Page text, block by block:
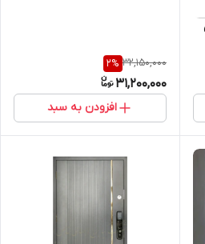
32,150,000
2%
31,200,000
افزودن به سبد